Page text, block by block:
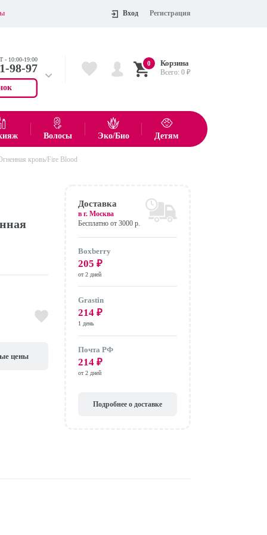
Вход Регистрация
- 10:00-19:00
98-97
55-75
0 Корзина
Всего:0 ₽
показать все товары
Волосы Эко/Био Детям
кровь/Fire Blood
цены
Доставка
в г.Москва
Бесплатно от 3000 р.
Boxberry
205 ₽
от 2 дней
Grastin
214 ₽
1 день
Почта РФ
214 ₽
от 2 дней
Подробнее о доставке